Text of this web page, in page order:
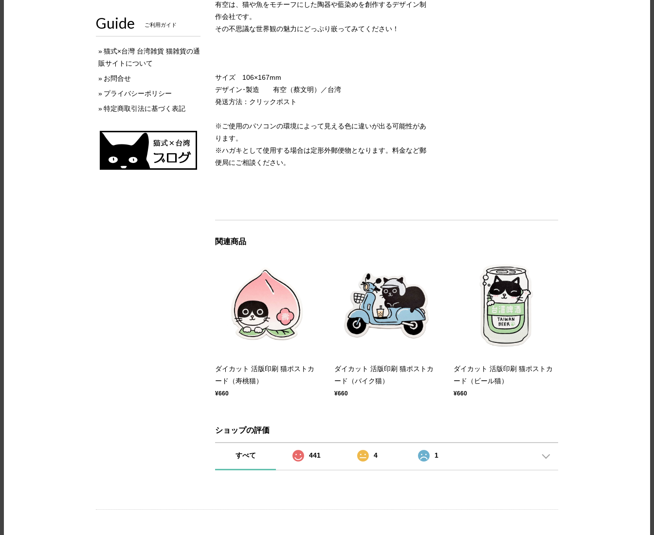
有空は、猫や魚をモチーフにした陶器や藍染めを創作するデザイン制
作会社です。
その不思議な世界観の魅力にどっぷり嵌ってみてください！
サイズ 106×167mm
デザイン･製造 有空（蔡文明）／台湾
発送方法：クリックポスト
※ご使用のパソコンの環境によって見える色に違いが出る可能性があ
ります。
※ハガキとして使用する場合は定形外郵便物となります。料金など郵
便局にご相談ください。
関連商品
ダイカット 活版印刷 猫ポストカ
ード（寿桃猫）
¥660
ダイカット 活版印刷 猫ポストカ
ード（バイク猫）
¥660
ダイカット 活版印刷 猫ポストカ
ード（ビール猫）
¥660
ショップの評価
すべて 441 4 1
Guide ご利用ガイド
猫式×台灣 台湾雑貨 猫雑貨の通
販サイトについて
お問合せ
プライバシーポリシー
特定商取引法に基づく表記